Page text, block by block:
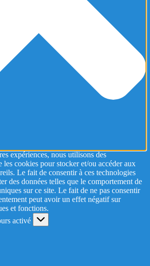
expériences, nous utilisons des
les cookies pour stocker et/ou accéder aux
Le fait de consentir à ces technologies
des données telles que le comportement de
sur ce site. Le fait de ne pas consentir
peut avoir un effet négatif sur
et fonctions.
activé